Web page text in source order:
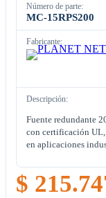
Número de parte:
MC-15RPS200
Fabricante:
Descripción:
Fuente redundante
con certificación
en aplicaciones
$